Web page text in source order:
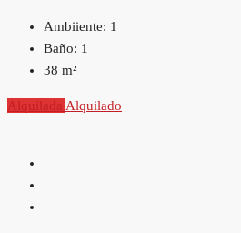
Ambiiente: 1
Baño: 1
38 m²
Alquilada Alquilado